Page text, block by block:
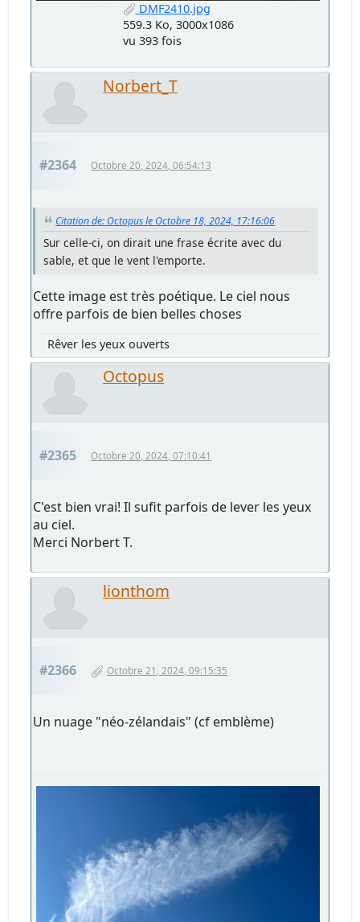
DMF2410.jpg
559.3 Ko, 3000x1086
vu 393 fois
Norbert_T
#2364 Octobre 20, 2024, 06:54:13
Citation de: Octopus le Octobre 18, 2024, 17:16:06
Sur celle-ci, on dirait une frase écrite avec du
sable, et que le vent l'emporte.
Cette image est très poétique. Le ciel nous
offre parfois de bien belles choses
Rêver les yeux ouverts
Octopus
#2365 Octobre 20, 2024, 07:10:41
C'est bien vrai! Il sufit parfois de lever les yeux
au ciel.
Merci Norbert T.
lionthom
#2366 Octobre 21, 2024, 09:15:35
Un nuage "néo-zélandais" (cf emblème)